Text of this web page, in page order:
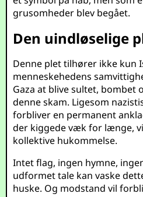
grusomheder blev begået.
Den uindløselige
Denne plet tilhører ikke kun
menneskehedens
Gaza at blive sultet, bombet
denne skam. Ligesom
forbliver en permanent
der kiggede væk for længe,
kollektive hukommelse.
Intet flag, ingen hymne,
udformet tale kan vaske
huske. Og modstand vil